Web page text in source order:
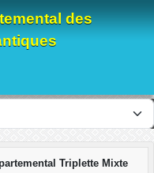
des
Triplette Mixte